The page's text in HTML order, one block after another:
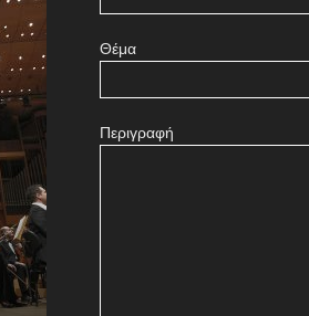
Θέμα
Περιγραφή